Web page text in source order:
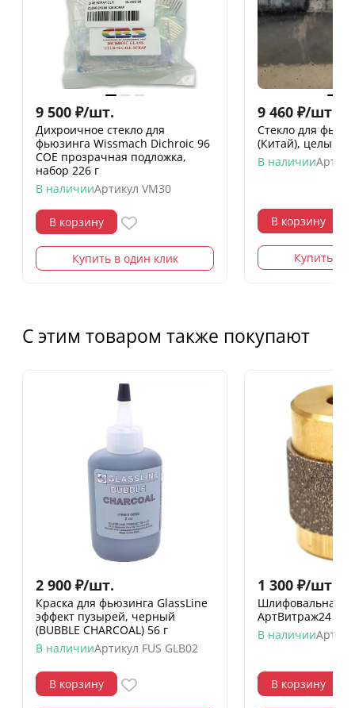
9 500 ₽/шт.
Дихроичное стекло для
фьюзинга Wissmach Dichroic 96
COE прозрачная подложка,
набор 226 г
В наличииАртикул VM30
В корзину
Купить в один клик
9 460 ₽/шт.
Стекло для
(Китай), целый
В наличии
В корзину
Купить в
С этим товаром также покупают
2 900 ₽/шт.
Краска для фьюзинга GlassLine
эффект пузырей, черный
(BUBBLE CHARCOAL) 56 г
В наличииАртикул FUS GLB02
В корзину
1 300 ₽/шт.
Шлифовальная
АртВитраж24 25
В наличии
В корзину